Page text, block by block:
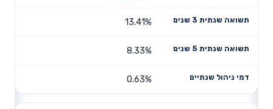
13.41%
8.33%
0.63%